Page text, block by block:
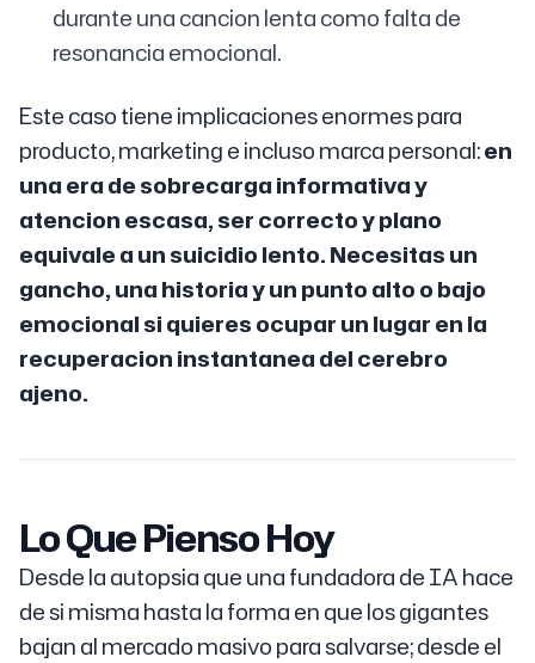
durante una cancion lenta como falta de
resonancia emocional.
Este caso tiene implicaciones enormes para
producto, marketing e incluso marca personal:en
una era de sobrecarga informativa y
atencion escasa, ser correcto y plano
equivale a un suicidio lento. Necesitas un
gancho, una historia y un punto alto o bajo
emocional si quieres ocupar un lugar en la
recuperacion instantanea del cerebro
ajeno.
Lo Que Pienso Hoy
Desde la autopsia que una fundadora de IA hace
de si misma hasta la forma en que los gigantes
bajan al mercado masivo para salvarse; desde el